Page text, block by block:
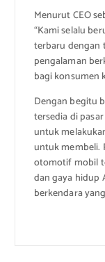
Menurut CEO
“Kami selalu
terbaru dengan
pengalaman
bagi konsumen
Dengan begitu
tersedia di
untuk
untuk membeli.
otomotif mobil
dan gaya hidup
berkendara